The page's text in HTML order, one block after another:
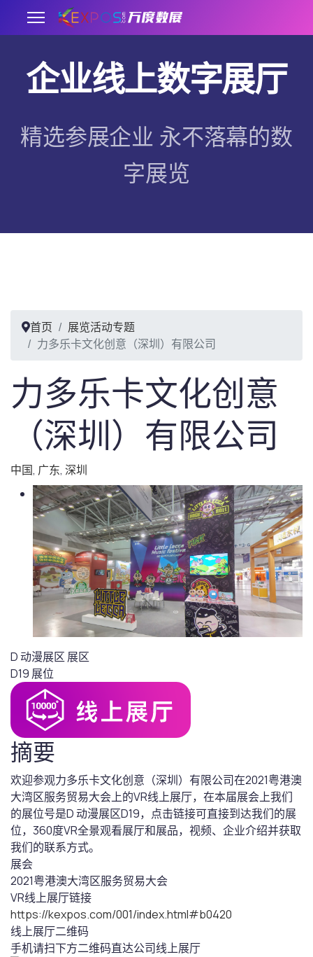
企业线上数字展厅
精选参展企业 永不落幕的数
字展览
首页
展览活动专题
力多乐卡文化创意（深圳）有限公司
力多乐卡文化创意
（深圳）有限公司
中国, 广东, 深圳
D 动漫展区 展区
D19 展位
摘要
欢迎参观力多乐卡文化创意（深圳）有限公司在2021粤港澳
大湾区服务贸易大会上的VR线上展厅，在本届展会上我们
的展位号是D 动漫展区D19，点击链接可直接到达我们的展
位，360度VR全景观看展厅和展品，视频、企业介绍并获取
我们的联系方式。
展会
2021粤港澳大湾区服务贸易大会
VR线上展厅链接
https://kexpos.com/001/index.html#b0420
线上展厅二维码
手机请扫下方二维码直达公司线上展厅